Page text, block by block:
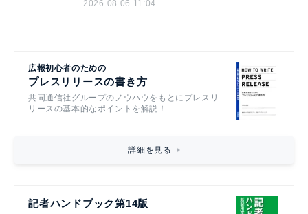
2026.08.06 11:04
広報初心者のための
プレスリリースの書き方
共同通信社グループのノウハウをもとにプレスリ
リースの基本的なポイントを解説！
詳細を見る
記者ハンドブック第14版